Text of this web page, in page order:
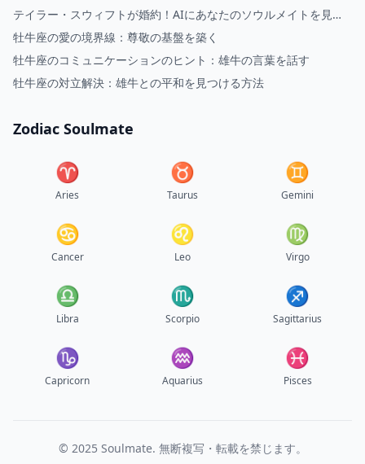
テイラー・スウィフトが婚約！AIにあなたのソウルメイトを見せ
てもらいましょう
牡牛座の愛の境界線：尊敬の基盤を築く
牡牛座のコミュニケーションのヒント：雄牛の言葉を話す
牡牛座の対立解決：雄牛との平和を見つける方法
Zodiac Soulmate
♈︎
Aries
♉︎
Taurus
♊︎
Gemini
♋︎
Cancer
♌︎
Leo
♍︎
Virgo
♎︎
Libra
♏︎
Scorpio
♐︎
Sagittarius
♑︎
Capricorn
♒︎
Aquarius
♓︎
Pisces
© 2025 Soulmate. 無断複写・転載を禁じます。